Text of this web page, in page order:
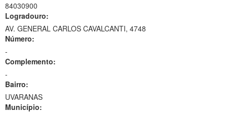
84030900
Logradouro:
AV. GENERAL CARLOS CAVALCANTI, 4748
Número:
-
Complemento:
-
Bairro:
UVARANAS
Município: